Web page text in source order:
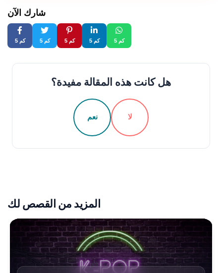
شارك الآن
5 كم 5 كم 5 كم 5 كم 5 كم
هل كانت هذه المقالة مفيدة؟
نعم لا
المزيد من القصص لك